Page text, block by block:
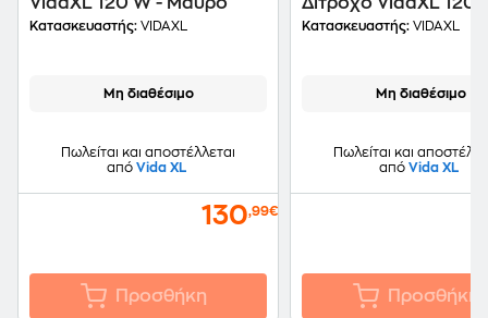
Κατασκευαστής: VIDAXL
Μη διαθέσιμο
Πωλείται και αποστέλλεται
από Vida XL
130,99€
Προσθήκη
Μπλε/ Μαύρο
Κατασκευαστής: VIDAXL
Μη διαθέσιμο
Πωλείται και
από Vida XL
Προσθήκη